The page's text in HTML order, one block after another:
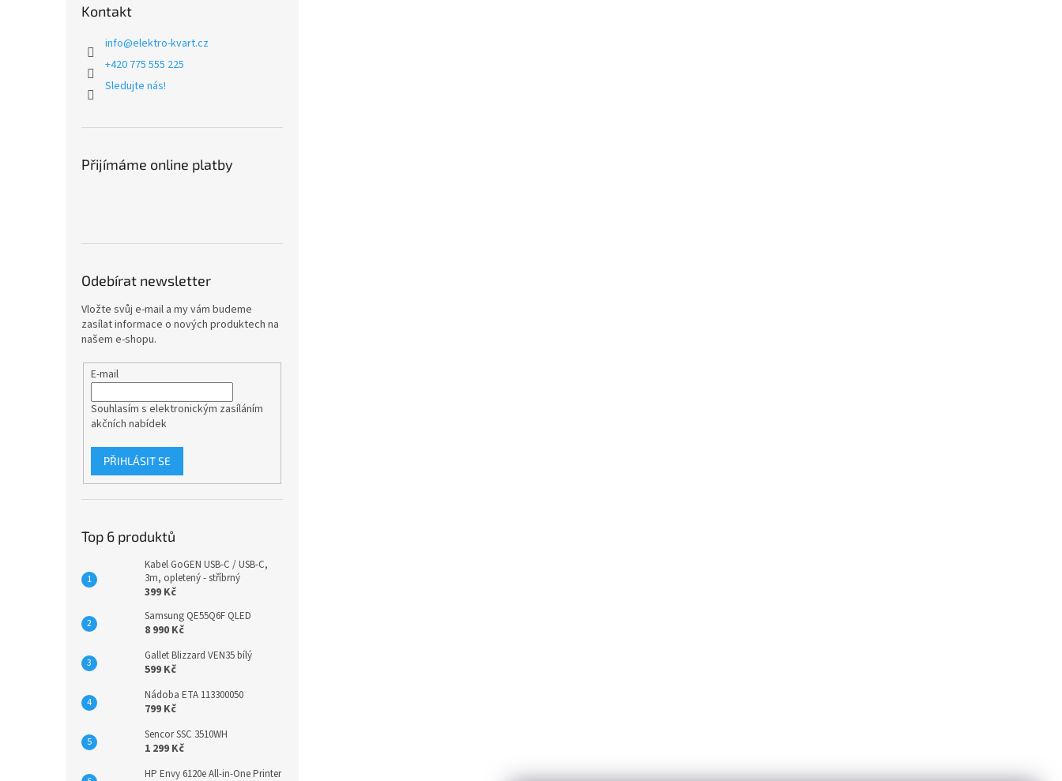
Kontakt
info@elektro-kvart.cz
+420 775 555 225
Sledujte nás!
Přijímáme online platby
Odebírat newsletter
Vložte svůj e-mail a my vám budeme
zasílat informace o nových produktech na
našem e-shopu.
E-mail
Souhlasím s elektronickým zasíláním
akčních nabídek
PŘIHLÁSIT SE
Top 6 produktů
Kabel GoGEN USB-C / USB-C,
3m, opletený - stříbrný
399 Kč
Samsung QE55Q6F QLED
8 990 Kč
Gallet Blizzard VEN35 bílý
599 Kč
Nádoba ETA 113300050
799 Kč
Sencor SSC 3510WH
1 299 Kč
HP Envy 6120e All-in-One Printer